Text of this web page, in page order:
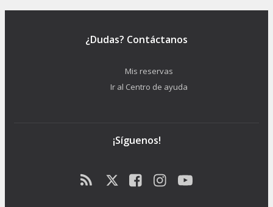
¿Dudas? Contáctanos
Mis reservas
Ir al Centro de ayuda
¡Síguenos!